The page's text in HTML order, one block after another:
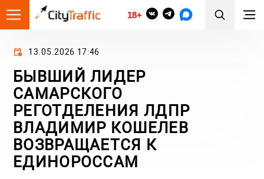
18+
13.05.2026 17:46
БЫВШИЙ ЛИДЕР
САМАРСКОГО
РЕГОТДЕЛЕНИЯ ЛДПР
ВЛАДИМИР КОШЕЛЕВ
ВОЗВРАЩАЕТСЯ К
ЕДИНОРОССАМ